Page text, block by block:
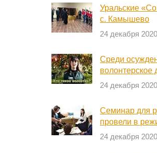
Уральские
с. Камышево
24 декабря
Среди
волонтерское
24 декабря
Семинар для
провели в
24 декабря